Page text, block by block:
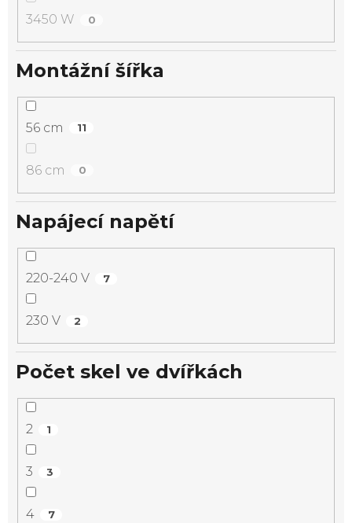
3450 W 0
Montážní šířka
56 cm 11
86 cm 0
Napájecí napětí
220-240 V 7
230 V 2
Počet skel ve dvířkách
2 1
3 3
4 7